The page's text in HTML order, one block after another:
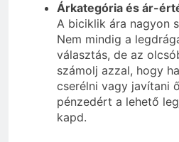
Árkategória és ár-
A biciklik ára nagyon
Nem mindig a
választás, de az
számolj azzal, hogy
cserélni vagy javítani
pénzedért a lehető
kapd.